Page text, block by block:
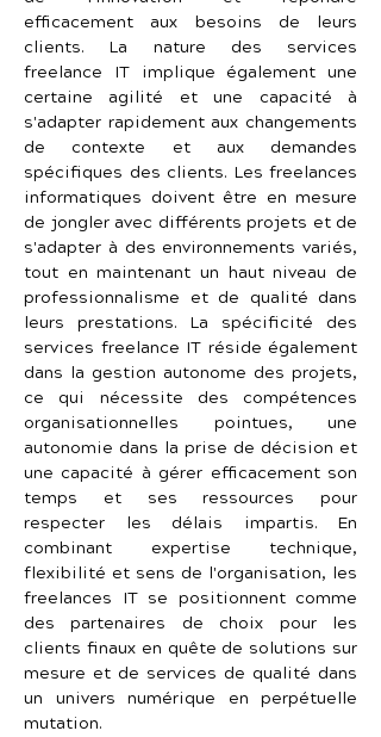
efficacement aux besoins de leurs
clients. La nature des services
freelance IT implique également une
certaine agilité et une capacité à
s'adapter rapidement aux changements
de contexte et aux demandes
spécifiques des clients. Les freelances
informatiques doivent être en mesure
de jongler avec différents projets et de
s'adapter à des environnements variés,
tout en maintenant un haut niveau de
professionnalisme et de qualité dans
leurs prestations. La spécificité des
services freelance IT réside également
dans la gestion autonome des projets,
ce qui nécessite des compétences
organisationnelles pointues, une
autonomie dans la prise de décision et
une capacité à gérer efficacement son
temps et ses ressources pour
respecter les délais impartis. En
combinant expertise technique,
flexibilité et sens de l'organisation, les
freelances IT se positionnent comme
des partenaires de choix pour les
clients finaux en quête de solutions sur
mesure et de services de qualité dans
un univers numérique en perpétuelle
mutation.